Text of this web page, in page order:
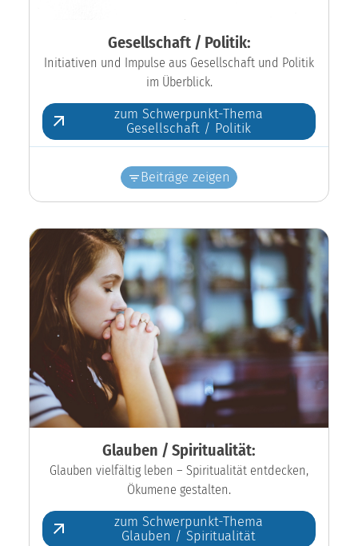
Gesellschaft / Politik:
Initiativen und Impulse aus Gesellschaft und Politik
im Überblick.
zum Schwerpunkt-Thema
Gesellschaft / Politik
Beiträge zeigen
Glauben / Spiritualität:
Glauben vielfältig leben – Spiritualität entdecken,
Ökumene gestalten.
zum Schwerpunkt-Thema
Glauben / Spiritualität